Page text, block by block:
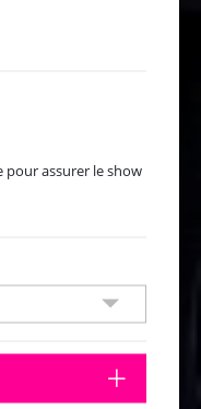
pour assurer le show